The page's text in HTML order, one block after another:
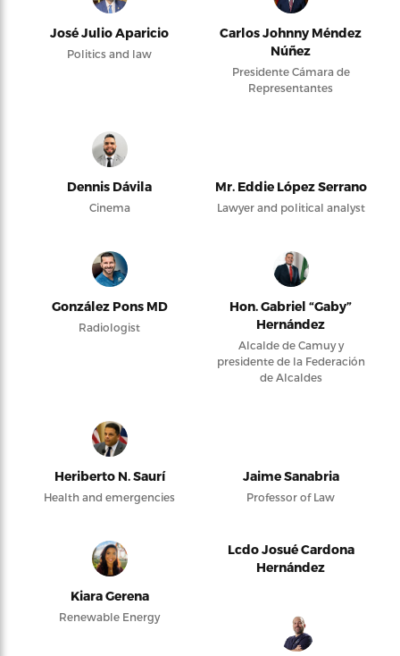
José Julio Aparicio
Politics and law
Carlos Johnny Méndez
Núñez
Presidente Cámara de
Representantes
Dennis Dávila
Cinema
Mr. Eddie López Serrano
Lawyer and political analyst
González Pons MD
Radiologist
Hon. Gabriel “Gaby”
Hernández
Alcalde de Camuy y
presidente de la Federación
de Alcaldes
Heriberto N. Saurí
Health and emergencies
Jaime Sanabria
Professor of Law
Kiara Gerena
Renewable Energy
Lcdo Josué Cardona
Hernández